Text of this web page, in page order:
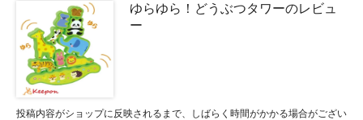
ゆらゆら！どうぶつタワーのレビュ
ー
投稿内容がショップに反映されるまで、しばらく時間がかかる場合がござい